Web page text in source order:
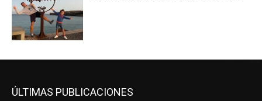
ÚLTIMAS PUBLICACIONES